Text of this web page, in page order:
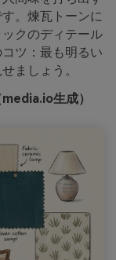
。煉瓦トーンに
クのディテール
ツ：最も明るい
ましょう。
生成）